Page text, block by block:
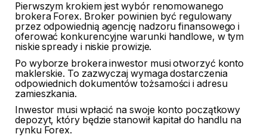
Pierwszym krokiem jest wybór renomowanego
brokera Forex. Broker powinien być regulowany
przez odpowiednią agencję nadzoru finansowego i
oferować konkurencyjne warunki handlowe, w tym
niskie spready i niskie prowizje.
Po wyborze brokera inwestor musi otworzyć konto
maklerskie. To zazwyczaj wymaga dostarczenia
odpowiednich dokumentów tożsamości i adresu
zamieszkania.
Inwestor musi wpłacić na swoje konto początkowy
depozyt, który będzie stanowił kapitał do handlu na
rynku Forex.